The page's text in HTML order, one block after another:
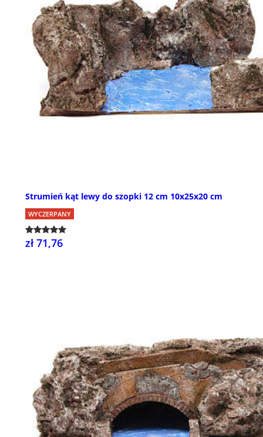
Strumień kąt lewy do szopki 12 cm 10x25x20 cm
WYCZERPANY
zł 71,76